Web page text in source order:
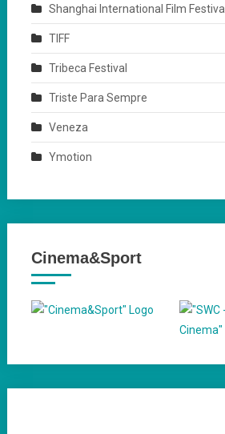
Shanghai International Film Festival
TIFF
Tribeca Festival
Triste Para Sempre
Veneza
Ymotion
Cinema&Sport